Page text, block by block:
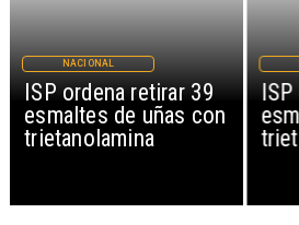
ISP ordena retirar 39
esmaltes de uñas con
trietanolamina
NACIONAL